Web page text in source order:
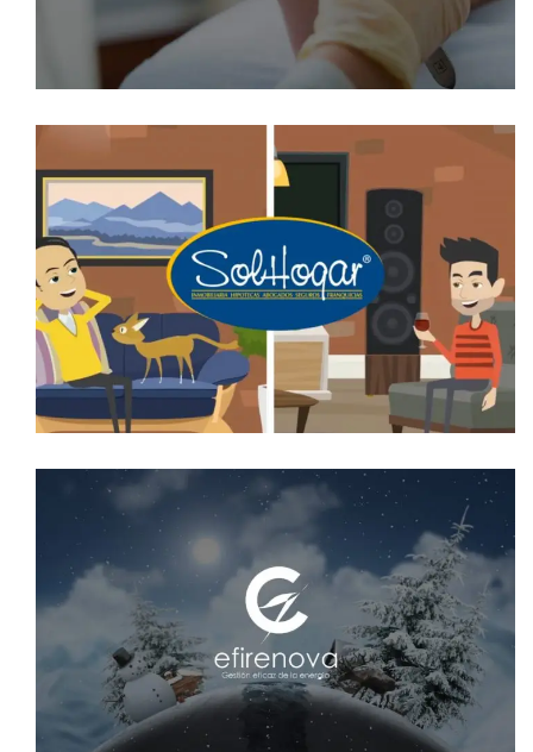
VÍDEO ANIMADO SOLHOGAR
video animado
VÍDEO ANIMADO FELICITACIÓN
EFIRENOVA
video animado